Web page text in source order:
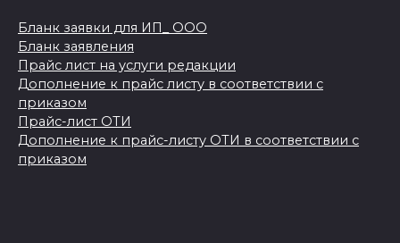
Бланк заявки для ИП_ ООО
Бланк заявления
Прайс лист на услуги редакции
Дополнение к прайс листу в соответствии с
приказом
Прайс-лист ОТИ
Дополнение к прайс-листу ОТИ в соответствии с
приказом